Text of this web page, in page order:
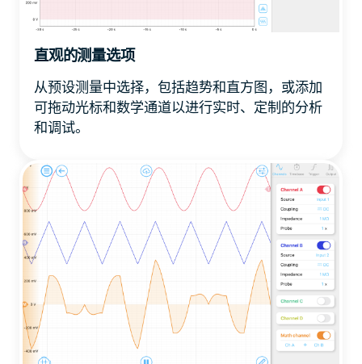
直观的测量选项
从预设测量中选择，包括趋势和直方图，或添加
可拖动光标和数学通道以进行实时、定制的分析
和调试。